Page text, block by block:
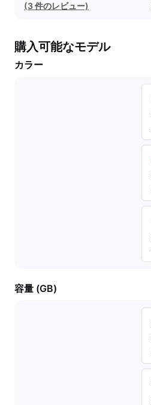
(3 件のレビュー)
購入可能なモデル
カラー
容量 (GB)